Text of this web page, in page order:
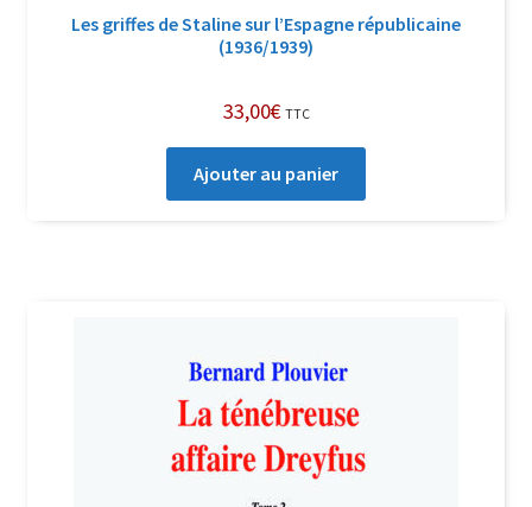
Les griffes de Staline sur l’Espagne républicaine
(1936/1939)
33,00€ TTC
Ajouter au panier